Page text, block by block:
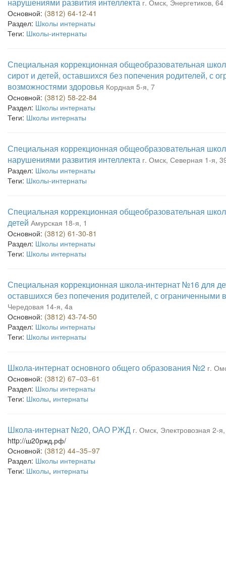
г. Омск, Энергетиков, 64
Основной: (3812) 64-12-41
Раздел: Школы интернаты
Теги: Школы-интернаты
Специальная коррекционная общеобразовательная
сирот и детей, оставшихся без попечения родителей, с
возможностями здоровья Кордная 5-я, 7
Основной: (3812) 58-22-84
Раздел: Школы интернаты
Теги: Школы интернаты
Специальная коррекционная общеобразовательная
нарушениями развития интеллекта г. Омск, Северная 1-я,
Раздел: Школы интернаты
Теги: Школы-интернаты
Специальная коррекционная общеобразовательная
детей Амурская 18-я, 1
Основной: (3812) 61-30-81
Раздел: Школы интернаты
Теги: Школы интернаты
Специальная коррекционная школа-интернат №16 для
оставшихся без попечения родителей, с ограниченными
Чередовая 14-я, 4а
Основной: (3812) 43-74-50
Раздел: Школы интернаты
Теги: Школы интернаты
Школа-интернат основного общего образования №2 г.
Основной: (3812) 67−03−61
Раздел: Школы интернаты
Теги: Школы, интернаты
Школа-интернат №20, ОАО РЖД г. Омск, Электровозная 2-
http://ш20ржд.рф/
Основной: (3812) 44−35−97
Раздел: Школы интернаты
Теги: Школы, интернаты